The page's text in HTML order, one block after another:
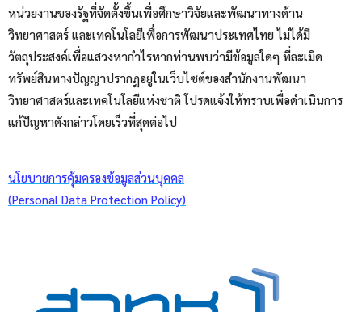
หน่วยงานของรัฐที่จัดตั้งขึ้นเพื่อศึกษาวิจัยและพัฒนาทางด้าน
วิทยาศาสตร์ และเทคโนโลยีเพื่อการพัฒนาประเทศไทย ไม่ได้มี
วัตถุประสงค์เพื่อแสวงหากำไรหากท่านพบว่ามีข้อมูลใดๆ ที่ละเมิด
ทรัพย์สินทางปัญญาปรากฏอยู่ในเว็บไซต์ของสำนักงานพัฒนา
วิทยาศาสตร์และเทคโนโลยีแห่งชาติ โปรดแจ้งให้ทราบเพื่อดำเนินการ
แก้ปัญหาดังกล่าวโดยเร็วที่สุดต่อไป
นโยบายการคุ้มครองข้อมูลส่วนบุคคล
(Personal Data Protection Policy)